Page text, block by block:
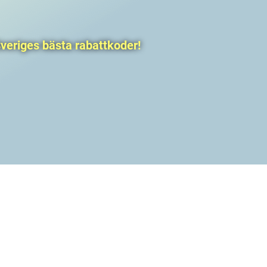
bästa rabattkoder!